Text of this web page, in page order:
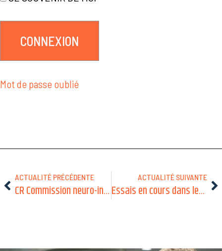
Mot de passe oublié
ACTUALITÉ PRÉCÉDENTE
CR Commission neuro-inflammatoire – SFNP 2026 Amiens
ACTUALITÉ SUIVANTE
Essais en cours dans les pathologies neurométaboliques – 26 février 2026